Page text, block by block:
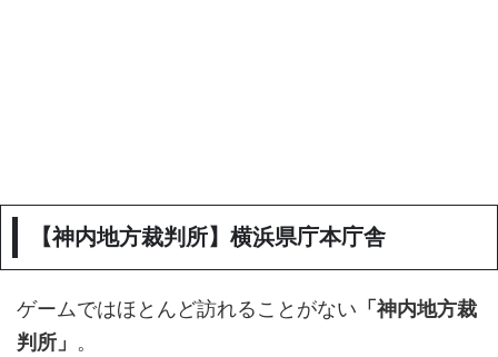
【神内地方裁判所】横浜県庁本庁舎
ゲームではほとんど訪れることがない 「神内地方裁
判所」 。